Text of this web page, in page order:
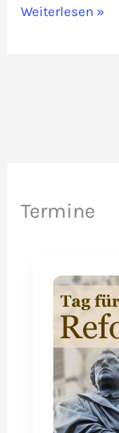
Indoktrination
Weiterlesen »
Termine